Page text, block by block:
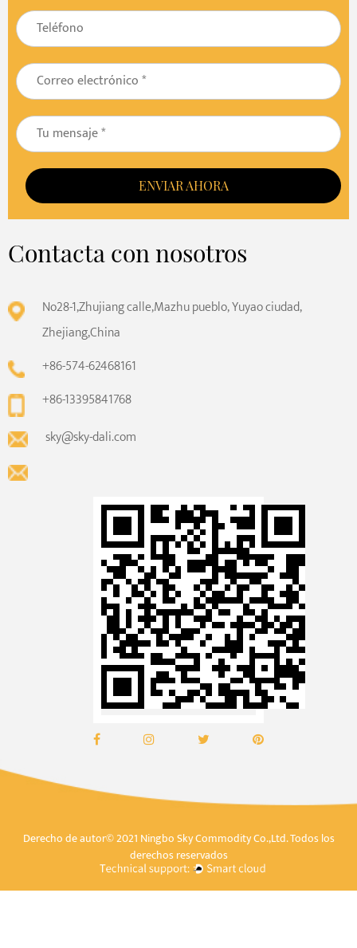
ENVIAR AHORA
Contacta con nosotros
No28-1,Zhujiang calle,Mazhu pueblo, Yuyao ciudad,
Zhejiang,China
+86-574-62468161
+86-13395841768
sky@sky-dali.com
Derecho de autor© 2021 Ningbo Sky Commodity Co.,Ltd. Todos los
derechos reservados